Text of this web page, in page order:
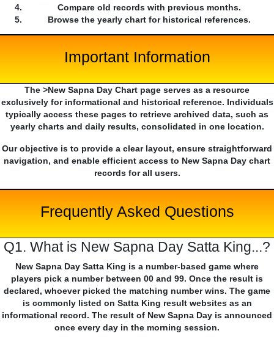
Compare old records with previous months.
Browse the yearly chart for historical references.
Important Information
The >New Sapna Day Chart page serves as a resource
exclusively for informational and historical reference. Individuals
typically access these pages to retrieve archived data, such as
yearly charts and daily results, consolidated in one location.
Our objective is to provide a clear layout, ensure straightforward
navigation, and enable efficient access to New Sapna Day chart
records for all users.
Frequently Asked Questions
Q1. What is New Sapna Day Satta King...?
New Sapna Day Satta King is a number-based game where
players pick a number between 00 and 99. Once the result is
declared, whoever picked the matching number wins. The game
is commonly listed on Satta King result websites as an
informational record. The result of New Sapna Day is announced
once every day in the morning session.